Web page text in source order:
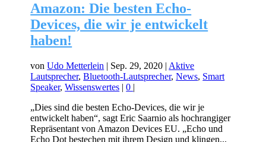
Amazon: Die besten Echo-
Devices, die wir je entwickelt
haben!
vonUdo Metterlein | Sep. 29, 2020 | Aktive
Lautsprecher,Bluetooth-Lautsprecher,News, Smart
Speaker,Wissenswertes |0 |
„Dies sind die besten Echo-Devices, die wir je
entwickelt haben“, sagt Eric Saarnio als hochrangiger
Repräsentant von Amazon Devices EU. „Echo und
Echo Dot bestechen mit ihrem Design und klingen...